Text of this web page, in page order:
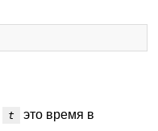
t
это время в